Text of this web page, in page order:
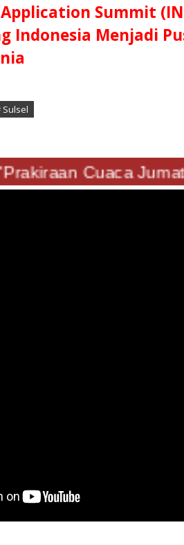
Summit
Indonesia Menjadi
Sulsel
Cuaca Jumat